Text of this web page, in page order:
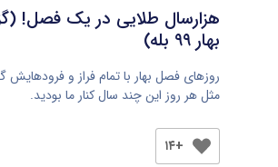
هزارسال طلایی در یک فصل!
بهار ۹۹ بله)
روزهای فصل بهار با تمام فراز و
مثل هر روز این چند سال کنار ما بودید.
+۱۴